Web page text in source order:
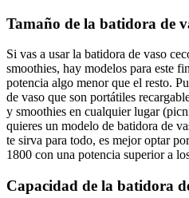
Tamaño de la batidora de
Si vas a usar la batidora de vaso
smoothies, hay modelos para este
potencia algo menor que el resto.
de vaso que son portátiles
y smoothies en cualquier lugar
quieres un modelo de batidora de
te sirva para todo, es mejor optar
1800 con una potencia superior a
Capacidad de la batidora